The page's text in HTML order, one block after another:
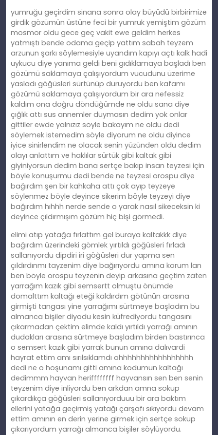
yumruğu geçirdim sinana sonra olay büyüdü birbirimize
girdik gözümün üstüne feci bir yumruk yemiştim gözüm
mosmor oldu gece geç vakit ewe geldim herkes
yatmıştı bende odama geçip yattım sabah teyzem
arzunun şarkı söylemesiyle uyandım kapıyı açtı kalk hadi
uykucu diye yanıma geldi beni gıdıklamaya başladı ben
gözümü saklamaya çalışıyordum vucudunu üzerime
yasladı göğüsleri sürtünüp duruyordu ben kafamı
gözümü saklamaya çalışıyordum bir ara nefessiz
kaldım ona doğru döndüğümde ne oldu sana diye
çığlık attı sus annemler duymasın dedim yok onlar
gittiler ewde yalnızız söyle bakayım ne oldu dedi
söylemek istemedim söyle diyorum ne oldu diyince
iyice sinirlendim ne olacak senin yüzünden oldu dedim
olayı anlattım ve haklılar sürtük gibi kaltak gibi
giyiniyorsun dedim bana sertçe bakıp insan teyzesi için
böyle konuşurmu dedi bende ne teyzesi orospu diye
bağırdım şen bir kahkaha attı çok ayıp teyzeye
söylenmez böyle deyince sikerim böyle teyzeyi diye
bağırdım hıhhh nerde sende o yarak nasıl sikeceksin ki
deyince çıldırmışım gözüm hiç bişi görmedi.
elimi atıp yatağa fırlattım gel buraya kaltakkk diye
bağırdım üzerindeki gömlek yırtıldı göğüsleri fırladı
sallanıyordu dipdiri iri göğüsleri dur yapma sen
çıldırdınmı tayzenim diye bağırıyordu amına korum lan
ben böyle orospu teyzenin deyip arkasına geçtim zaten
yarrağım kazık gibi semsertt olmuştu önümde
domalttım kaltağı eteği kaldırdım götünün arasına
girmişti tangası yine yarrağımı sürtmeye başladım bu
almanca bişiler diyodu kesin küfrediyordu tangasını
çıkarmadan çektim elimde kaldı yırtıldı yarrağı amının
dudakları arasına sürtmeye başladım birden bastırınca
o semsert kazık gibi yarrak bunun amına dalıvardi
hayrat ettim amı sırılsıklamdı ohhhhhhhhhhhhhhhhh
dedi ne o hoşunamı gitti amına kodumun kaltağı
dedimmm hayvan heriffffffff hayvansın sen ben senin
teyzenim diye inliyordu ben arkdan amna sokup
çıkardıkça göğüsleri sallanıyorduuu bir ara baktım
ellerini yatağa geçirmiş yatağı çarşafı sıkıyordu devam
ettim amının en derin yerine girmek için sertçe sokup
çıkarıyordum yarrağı almanca bişiler söylüyordu.